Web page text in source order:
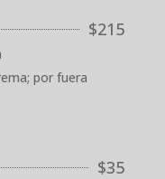
$215
por fuera
$35